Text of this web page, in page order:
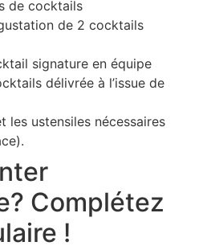
de cocktails
de 2 cocktails
signature en équipe
délivrée à l’issue de
les ustensiles nécessaires
Complétez
!